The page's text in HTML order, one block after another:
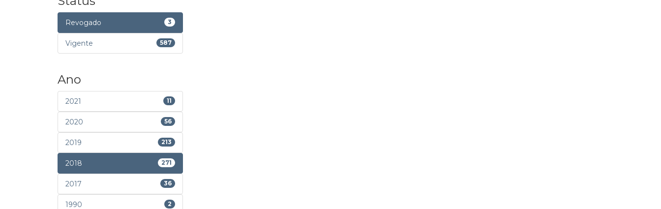
Revogado 3
Vigente 587
Ano
2021 11
2020 56
2019 213
2018 271
2017 36
1990 2